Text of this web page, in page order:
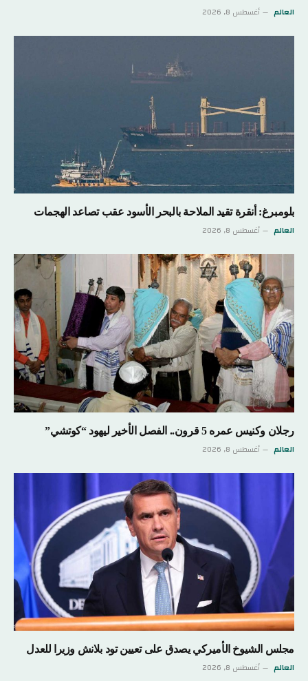
العالم أغسطس 8, 2026
بلومبرغ: أنقرة تقيد الملاحة بالبحر الأسود عقب تصاعد الهجمات
العالم أغسطس 8, 2026
رجلان وكنيس عمره 5 قرون.. الفصل الأخير ليهود “كوتشي”
العالم أغسطس 8, 2026
مجلس الشيوخ الأميركي يصدق على تعيين تود بلانش وزيرا للعدل
العالم أغسطس 8, 2026